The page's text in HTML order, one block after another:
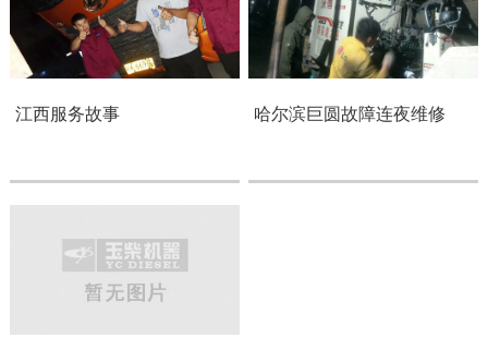
江西服务故事 哈尔滨巨圆故障连夜维修